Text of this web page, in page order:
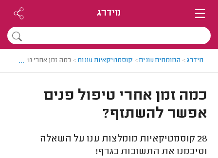
מידרג
מידרג> המומחים עונים> קוסמטיקאיות עונות> כמה זמן אחרי טיפול
...
כמה זמן אחרי טיפול פנים
אפשר להשתזף?
28 קוסמטיקאיות מומלצות ענו על השאלה
וסיכמנו את התשובות בגרף!